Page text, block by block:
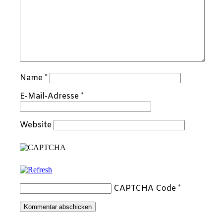
Name *
E-Mail-Adresse *
Website
CAPTCHA Code *